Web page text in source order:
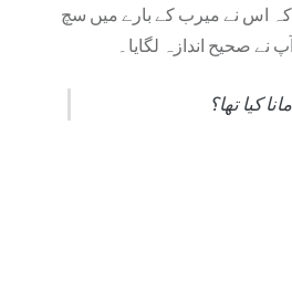
کہ اس نے میرب کے بارے میں سچ
نے صحیح اندازہ لگایا۔
کیا تھا؟